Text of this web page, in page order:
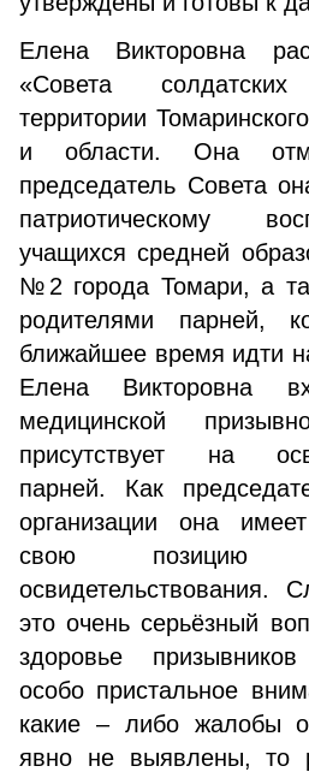
Елена Викторовна
«Совета
территории
и области. Она
председатель Совета
патриотическому
учащихся средней
№2 города Томари, а
родителями парней,
ближайшее время идти
Елена Викторовна
медицинской
присутствует на
парней. Как
организации она
свою позицию
это очень серьёзный
здоровье
особо пристальное
какие – либо жалобы
явно не выявлены, то